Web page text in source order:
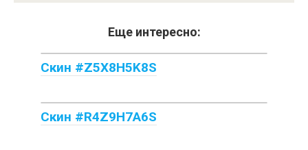
Еще интересно:
Скин #Z5X8H5K8S
Скин #R4Z9H7A6S